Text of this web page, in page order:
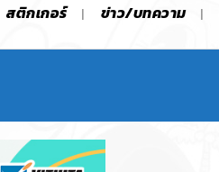
สติกเกอร์ ข่าว/บทความ